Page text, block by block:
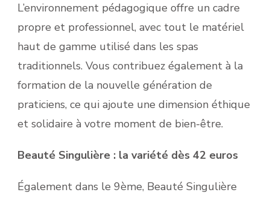
L’environnement pédagogique offre un cadre
propre et professionnel, avec tout le matériel
haut de gamme utilisé dans les spas
traditionnels. Vous contribuez également à la
formation de la nouvelle génération de
praticiens, ce qui ajoute une dimension éthique
et solidaire à votre moment de bien-être.
Beauté Singulière : la variété dès 42 euros
Également dans le 9ème, Beauté Singulière